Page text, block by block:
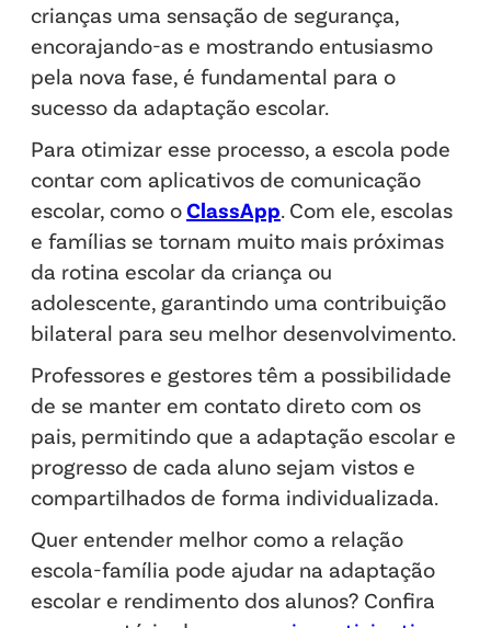
crianças uma sensação de segurança,
encorajando-as e mostrando entusiasmo
pela nova fase, é fundamental para o
sucesso da adaptação escolar.
Para otimizar esse processo, a escola pode
contar com aplicativos de comunicação
escolar, como oClassApp. Com ele, escolas
e famílias se tornam muito mais próximas
da rotina escolar da criança ou
adolescente, garantindo uma contribuição
bilateral para seu melhor desenvolvimento.
Professores e gestores têm a possibilidade
de se manter em contato direto com os
pais, permitindo que a adaptação escolar e
progresso de cada aluno sejam vistos e
compartilhados de forma individualizada.
Quer entender melhor como a relação
escola-família pode ajudar na adaptação
escolar e rendimento dos alunos? Confira